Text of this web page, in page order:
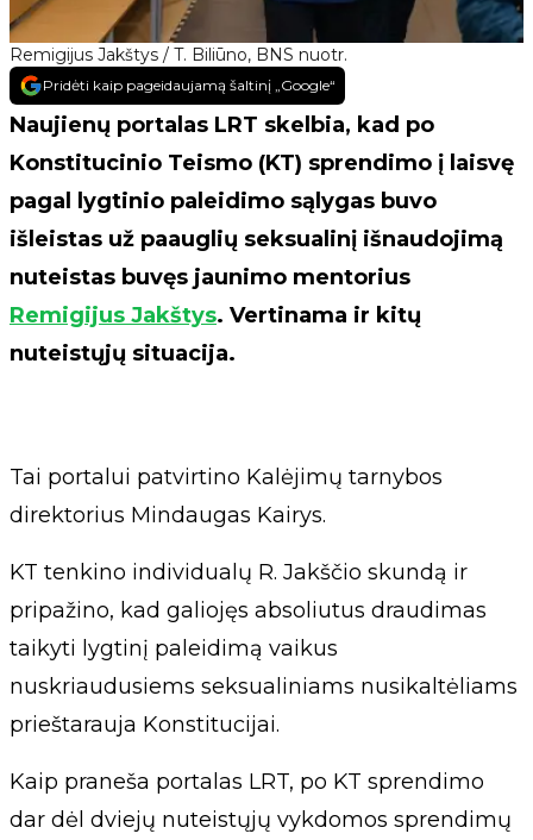
Remigijus Jakštys / T. Biliūno, BNS nuotr.
Pridėti kaip pageidaujamą šaltinį „Google“
Naujienų portalas LRT skelbia, kad po
Konstitucinio Teismo (KT) sprendimo į laisvę
pagal lygtinio paleidimo sąlygas buvo
išleistas už paauglių seksualinį išnaudojimą
nuteistas buvęs jaunimo mentorius
Remigijus Jakštys. Vertinama ir kitų
nuteistųjų situacija.
Tai portalui patvirtino Kalėjimų tarnybos
direktorius Mindaugas Kairys.
KT tenkino individualų R. Jakščio skundą ir
pripažino, kad galiojęs absoliutus draudimas
taikyti lygtinį paleidimą vaikus
nuskriaudusiems seksualiniams nusikaltėliams
prieštarauja Konstitucijai.
Kaip praneša portalas LRT, po KT sprendimo
dar dėl dviejų nuteistųjų vykdomos sprendimų